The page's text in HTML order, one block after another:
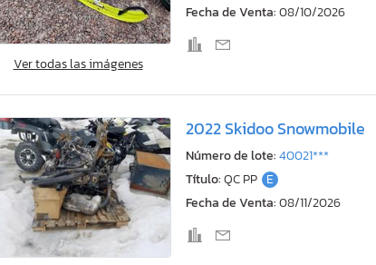
Ver todas las imágenes
Fecha de Venta:08/10/2026
2022 Skidoo Snowmobile
Número de lote:40021***
Título:QC PP E
Fecha de Venta:08/11/2026